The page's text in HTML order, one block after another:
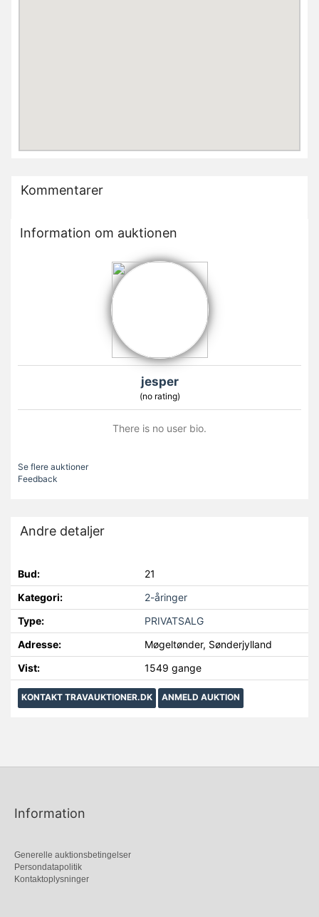
Kommentarer
Information om auktionen
jesper
(no rating)
There is no user bio.
Se flere auktioner
Feedback
Andre detaljer
Bud:
21
Kategori:
2-åringer
Type:
PRIVATSALG
Adresse:
Møgeltønder, Sønderjylland
Vist:
1549 gange
KONTAKT TRAVAUKTIONER.DK ANMELD AUKTION
Information
Generelle auktionsbetingelser
Persondatapolitik
Kontaktoplysninger